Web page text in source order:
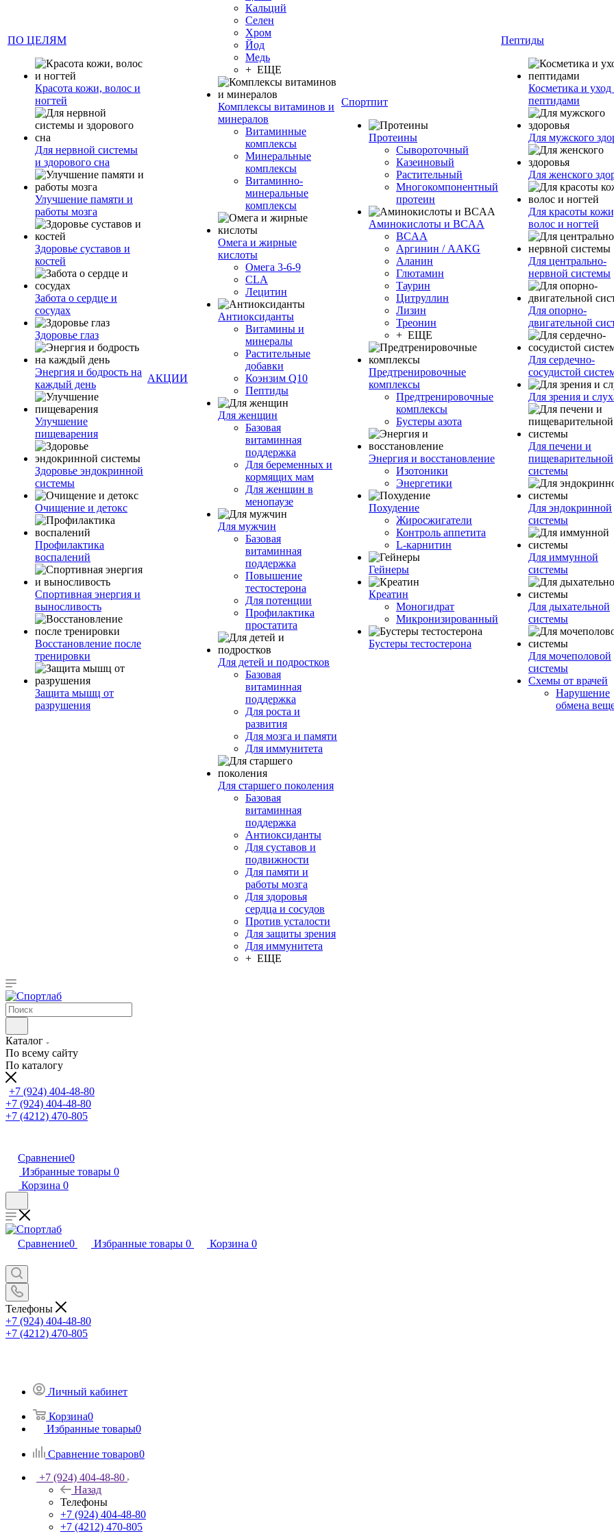
ПО ЦЕЛЯМ
Красота кожи, волос и
ногтей
Для нервной системы
и здорового сна
Улучшение памяти и
работы мозга
Здоровье суставов и
костей
Забота о сердце и
сосудах
Здоровье глаз
Энергия и бодрость на
каждый день
Улучшение
пищеварения
Здоровье эндокринной
системы
Очищение и детокс
Профилактика
воспалений
Спортивная энергия и
выносливость
Восстановление после
тренировки
Защита мышц от
разрушения
АКЦИИ
Кальций
Селен
Хром
Йод
Медь
+ ЕЩЕ
Комплексы витаминов и
минералов
Витаминные
комплексы
Минеральные
комплексы
Витаминно-
минеральные
комплексы
Омега и жирные
кислоты
Омега 3-6-9
CLA
Лецитин
Антиоксиданты
Витамины и
минералы
Растительные
добавки
Коэнзим Q10
Пептиды
Для женщин
Базовая
витаминная
поддержка
Для беременных и
кормящих мам
Для женщин в
менопаузе
Для мужчин
Базовая
витаминная
поддержка
Повышение
тестостерона
Для потенции
Профилактика
простатита
Для детей и подростков
Базовая
витаминная
поддержка
Для роста и
развития
Для мозга и памяти
Для иммунитета
Для старшего поколения
Базовая
витаминная
поддержка
Антиоксиданты
Для суставов и
подвижности
Для памяти и
работы мозга
Для здоровья
сердца и сосудов
Против усталости
Для защиты зрения
Для иммунитета
+ ЕЩЕ
Спортпит
Протеины
Сывороточный
Казеиновый
Растительный
Многокомпонентный
протеин
Аминокислоты и BCAA
BCAA
Аргинин / AAKG
Аланин
Глютамин
Таурин
Цитруллин
Лизин
Треонин
+ ЕЩЕ
Предтренировочные
комплексы
Предтренировочные
комплексы
Бустеры азота
Энергия и восстановление
Изотоники
Энергетики
Похудение
Жиросжигатели
Контроль аппетита
L-карнитин
Гейнеры
Креатин
Моногидрат
Микронизированный
Бустеры тестостерона
Пептиды
Косметика и уход
пептидами
Для мужского
Для женского
Для красоты
волос и ногтей
Для центрально-
нервной системы
Для опорно-
двигательной
Для сердечно-
сосудистой
Для зрения и
Для печени и
пищеварительной
системы
Для эндокринной
системы
Для иммунной
системы
Для дыхательной
системы
Для мочеполовой
системы
Схемы от врачей
Нарушение
обмена
Каталог
По всему сайту
По каталогу
+7 (924) 404-48-80
+7 (924) 404-48-80
+7 (4212) 470-805
Сравнение0
Избранные товары 0
Корзина 0
Сравнение0 Избранные товары 0 Корзина 0
Телефоны
+7 (924) 404-48-80
+7 (4212) 470-805
Личный кабинет
Корзина0
Избранные товары0
Сравнение товаров0
+7 (924) 404-48-80
Назад
Телефоны
+7 (924) 404-48-80
+7 (4212) 470-805